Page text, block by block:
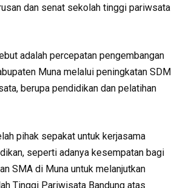
dan senat sekolah tinggi pariwsata
adalah percepatan pengembangan
Muna melalui peningkatan SDM
berupa pendidikan dan pelatihan
pihak sepakat untuk kerjasama
seperti adanya kesempatan bagi
SMA di Muna untuk melanjutkan
Tinggi Pariwisata Bandung atas